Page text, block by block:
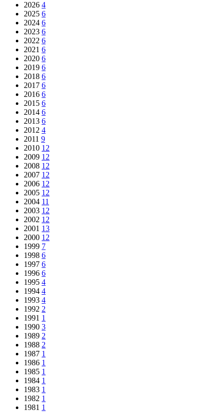
2026 4
2025 6
2024 6
2023 6
2022 6
2021 6
2020 6
2019 6
2018 6
2017 6
2016 6
2015 6
2014 6
2013 6
2012 4
2011 9
2010 12
2009 12
2008 12
2007 12
2006 12
2005 12
2004 11
2003 12
2002 12
2001 13
2000 12
1999 7
1998 6
1997 6
1996 6
1995 4
1994 4
1993 4
1992 2
1991 1
1990 3
1989 2
1988 2
1987 1
1986 1
1985 1
1984 1
1983 1
1982 1
1981 1